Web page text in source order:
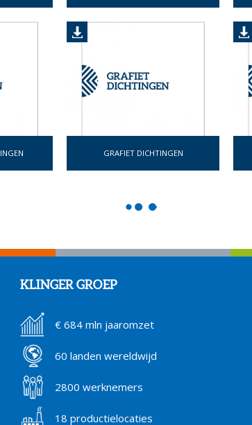
GRAFIET DICHTINGEN
KLINGER GROEP
€ 684 mln jaaromzet
60 landen wereldwijd
2800 werknemers
18 productielocaties